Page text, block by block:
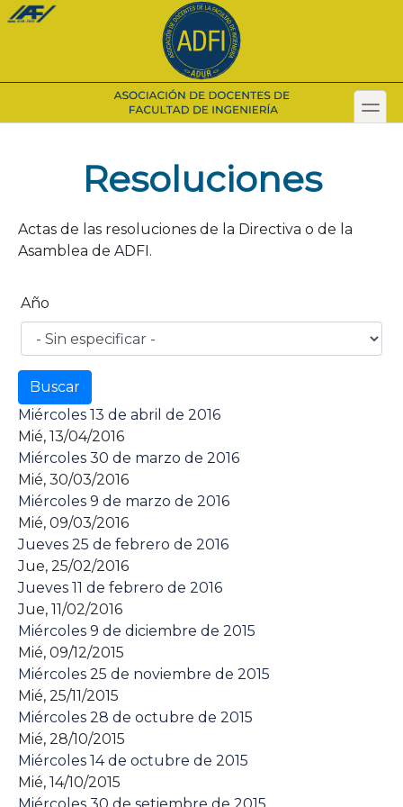
Pasar
toggle
Resoluciones
Actas de las resoluciones de la Directiva o de la
Asamblea de ADFI.
Año
Miércoles 13 de abril de 2016
Mié, 13/04/2016
Miércoles 30 de marzo de 2016
Mié, 30/03/2016
Miércoles 9 de marzo de 2016
Mié, 09/03/2016
Jueves 25 de febrero de 2016
Jue, 25/02/2016
Jueves 11 de febrero de 2016
Jue, 11/02/2016
Miércoles 9 de diciembre de 2015
Mié, 09/12/2015
Miércoles 25 de noviembre de 2015
Mié, 25/11/2015
Miércoles 28 de octubre de 2015
Mié, 28/10/2015
Miércoles 14 de octubre de 2015
Mié, 14/10/2015